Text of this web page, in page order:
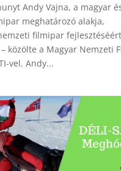
Andy Vajna, a magyar
meghatározó alakja,
filmipar
közölte a Magyar Nemzeti
vel. Andy...